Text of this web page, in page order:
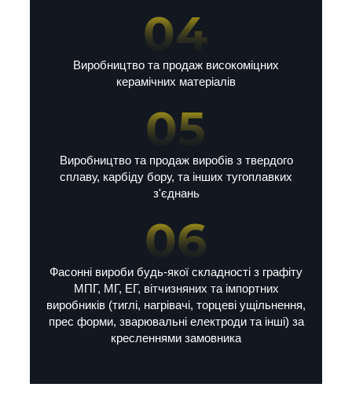
Виробництво та продаж високоміцних
керамічних матеріалів
Виробництво та продаж виробів з твердого
сплаву, карбіду бору, та інших тугоплавких
з'єднань
Фасонні вироби будь-якої складності з графіту
МПГ, МГ, ЕГ, вітчизняних та імпортних
виробників (тиглі, нагрівачі, торцеві ущільнення,
прес форми, зварювальні електроди та інші) за
кресленнями замовника